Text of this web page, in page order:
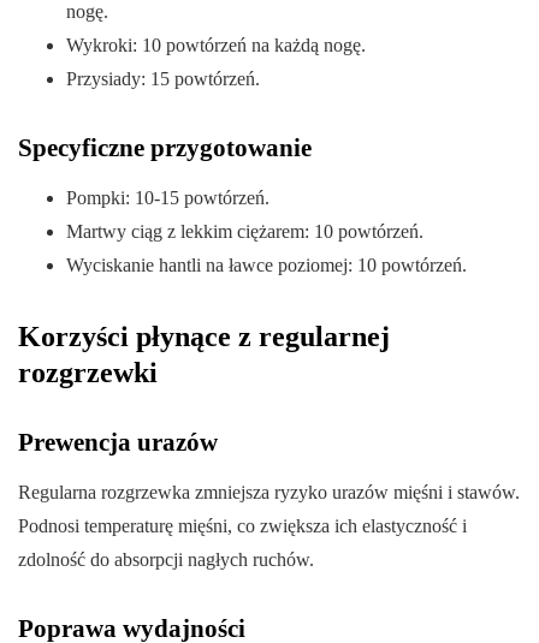
nogę.
Wykroki: 10 powtórzeń na każdą nogę.
Przysiady: 15 powtórzeń.
Specyficzne przygotowanie
Pompki: 10-15 powtórzeń.
Martwy ciąg z lekkim ciężarem: 10 powtórzeń.
Wyciskanie hantli na ławce poziomej: 10 powtórzeń.
Korzyści płynące z regularnej
rozgrzewki
Prewencja urazów
Regularna rozgrzewka zmniejsza ryzyko urazów mięśni i stawów.
Podnosi temperaturę mięśni, co zwiększa ich elastyczność i
zdolność do absorpcji nagłych ruchów.
Poprawa wydajności